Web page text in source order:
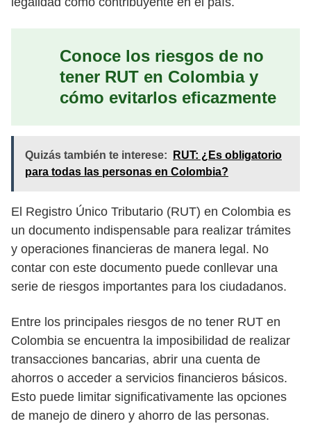
Conoce los riesgos de no
tener RUT en Colombia y
cómo evitarlos eficazmente
Quizás también te interese:
RUT: ¿Es obligatorio
para todas las personas en Colombia?
El Registro Único Tributario (RUT) en Colombia es
un documento indispensable para realizar trámites
y operaciones financieras de manera legal. No
contar con este documento puede conllevar una
serie de riesgos importantes para los ciudadanos.
Entre los principales riesgos de no tener RUT en
Colombia se encuentra la imposibilidad de realizar
transacciones bancarias, abrir una cuenta de
ahorros o acceder a servicios financieros básicos.
Esto puede limitar significativamente las opciones
de manejo de dinero y ahorro de las personas.